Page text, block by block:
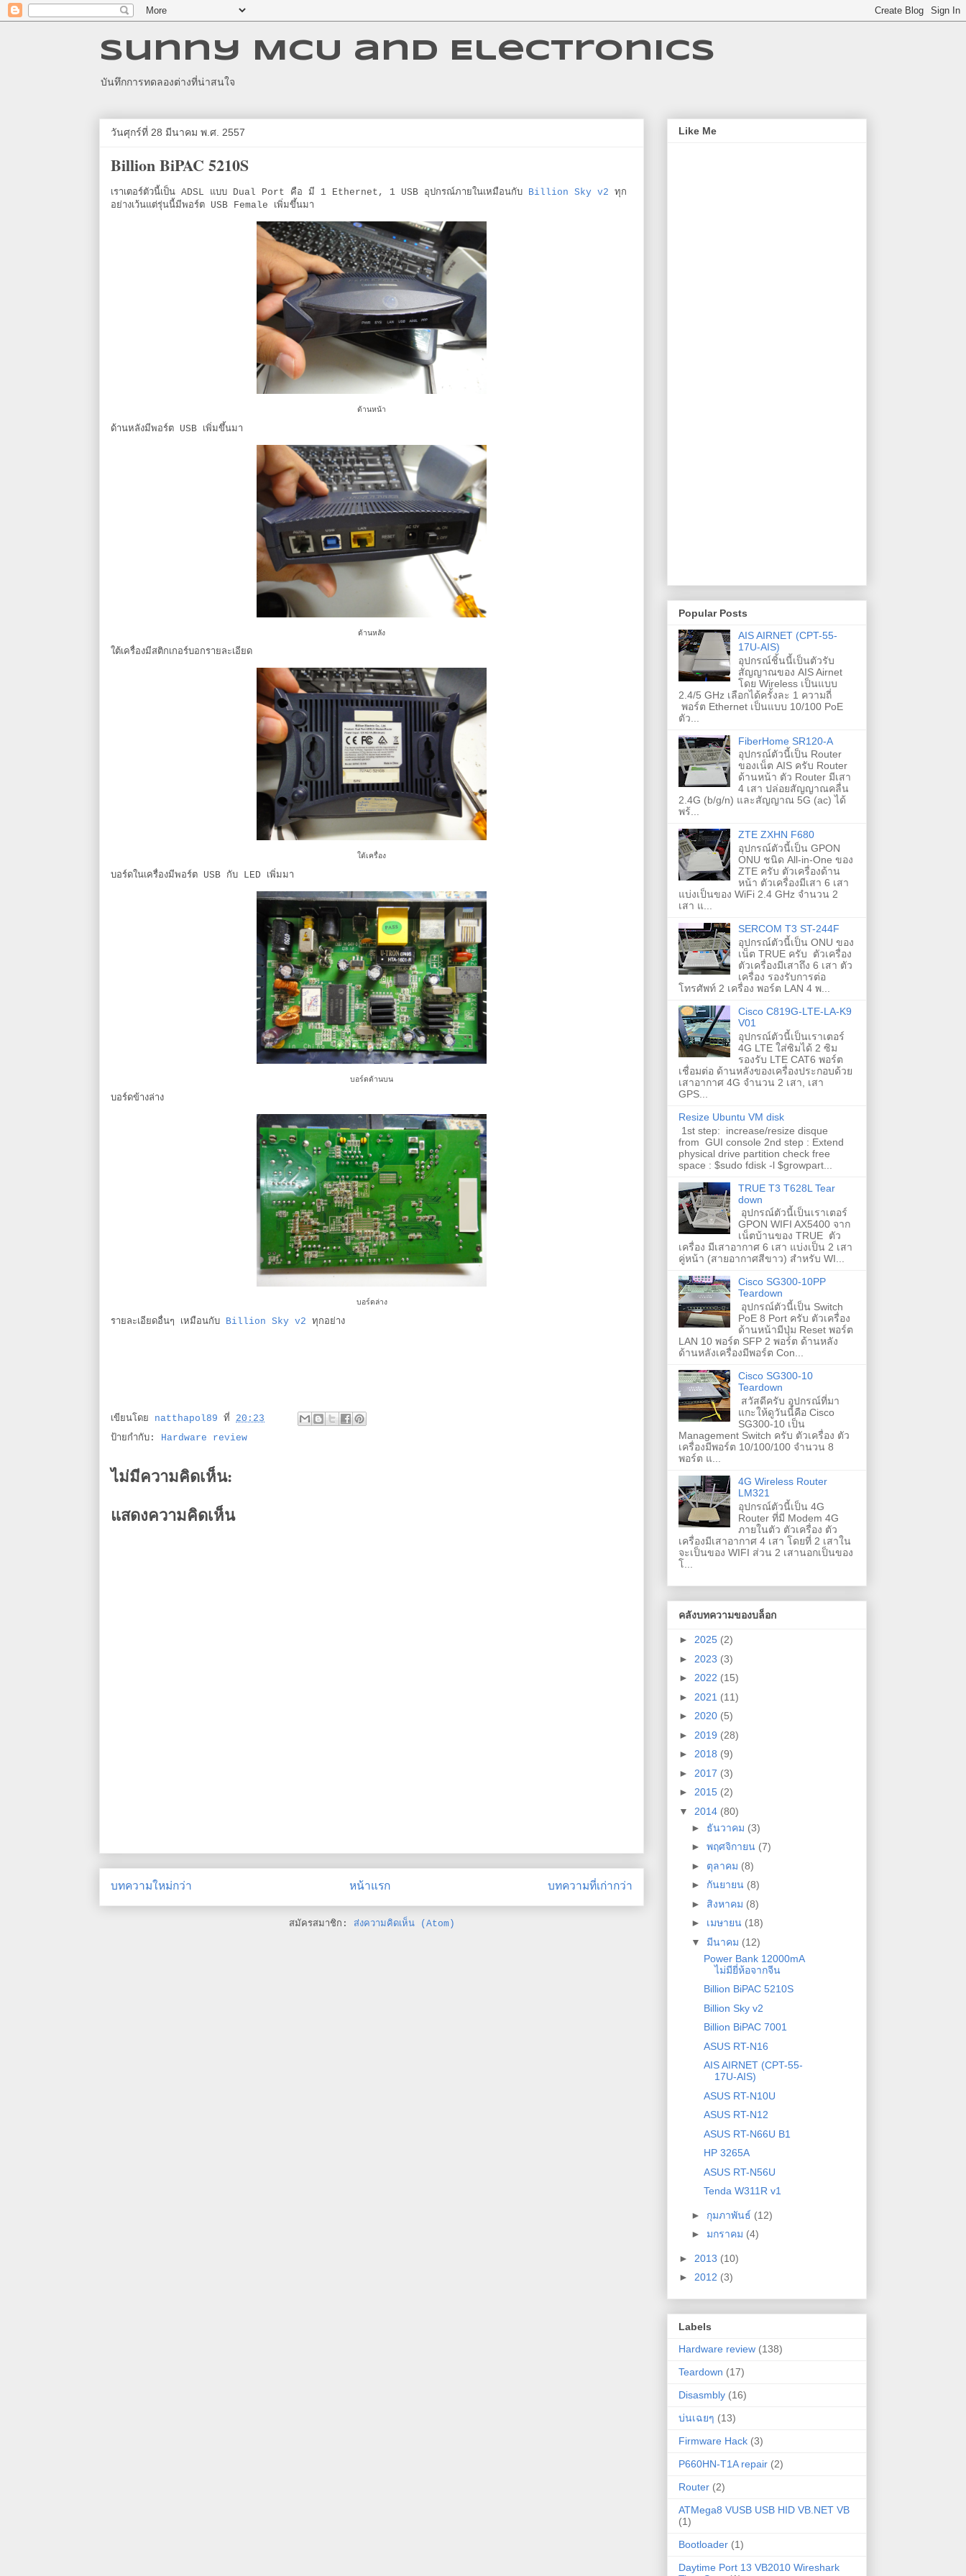
Sunny MCU and Electronics
บันทึกการทดลองต่างที่น่าสนใจ
วันศุกร์ที่ 28 มีนาคม พ.ศ. 2557
Billion BiPAC 5210S
เราเตอร์ตัวนี้เป็น ADSL แบบ Dual Port คือ มี 1 Ethernet, 1 USB อุปกรณ์ภายในเหมือนกับ Billion Sky v2 ทุก
อย่างเว้นแต่รุ่นนี้มีพอร์ต USB Female เพิ่มขึ้นมา
ด้านหน้า
ด้านหลังมีพอร์ต USB เพิ่มขึ้นมา
ด้านหลัง
ใต้เครื่องมีสติกเกอร์บอกรายละเอียด
ใต้เครื่อง
บอร์ดในเครื่องมีพอร์ต USB กับ LED เพิ่มมา
บอร์ดด้านบน
บอร์ดข้างล่าง
บอร์ดล่าง
รายละเอียดอื่นๆ เหมือนกับ Billion Sky v2 ทุกอย่าง
เขียนโดย natthapol89 ที่ 20:23
ป้ายกำกับ: Hardware review
ไม่มีความคิดเห็น:
แสดงความคิดเห็น
บทความใหม่กว่า บทความที่เก่ากว่า
หน้าแรก
สมัครสมาชิก: ส่งความคิดเห็น (Atom)
Like Me
Popular Posts
AIS AIRNET (CPT-55-
17U-AIS)
อุปกรณ์ชิ้นนี้เป็นตัวรับ
สัญญาณของ AIS Airnet
โดย Wireless เป็นแบบ
2.4/5 GHz เลือกได้ครั้งละ 1 ความถี่
พอร์ต Ethernet เป็นแบบ 10/100 PoE
ตัว...
FiberHome SR120-A
อุปกรณ์ตัวนี้เป็น Router
ของเน็ต AIS ครับ Router
ด้านหน้า ตัว Router มีเสา
4 เสา ปล่อยสัญญาณคลื่น
2.4G (b/g/n) และสัญญาณ 5G (ac) ได้
พร้...
ZTE ZXHN F680
อุปกรณ์ตัวนี้เป็น GPON
ONU ชนิด All-in-One ของ
ZTE ครับ ตัวเครื่องด้าน
หน้า ตัวเครื่องมีเสา 6 เสา
แบ่งเป็นของ WiFi 2.4 GHz จำนวน 2
เสา แ...
SERCOM T3 ST-244F
อุปกรณ์ตัวนี้เป็น ONU ของ
เน็ต TRUE ครับ ตัวเครื่อง
ตัวเครื่องมีเสาถึง 6 เสา ตัว
เครื่อง รองรับการต่อ
โทรศัพท์ 2 เครื่อง พอร์ต LAN 4 พ...
Cisco C819G-LTE-LA-K9
V01
อุปกรณ์ตัวนี้เป็นเราเตอร์
4G LTE ใส่ซิมได้ 2 ซิม
รองรับ LTE CAT6 พอร์ต
เชื่อมต่อ ด้านหลังของเครื่องประกอบด้วย
เสาอากาศ 4G จำนวน 2 เสา, เสา
GPS...
Resize Ubuntu VM disk
1st step: increase/resize disque
from GUI console 2nd step : Extend
physical drive partition check free
space : $sudo fdisk -l $growpart...
TRUE T3 T628L Tear
down
อุปกรณ์ตัวนี้เป็นเราเตอร์
GPON WIFI AX5400 จาก
เน็ตบ้านของ TRUE ตัว
เครื่อง มีเสาอากาศ 6 เสา แบ่งเป็น 2 เสา
คู่หน้า (สายอากาศสีขาว) สำหรับ WI...
Cisco SG300-10PP
Teardown
อุปกรณ์ตัวนี้เป็น Switch
PoE 8 Port ครับ ตัวเครื่อง
ด้านหน้ามีปุ่ม Reset พอร์ต
LAN 10 พอร์ต SFP 2 พอร์ต ด้านหลัง
ด้านหลังเครื่องมีพอร์ต Con...
Cisco SG300-10
Teardown
สวัสดีครับ อุปกรณ์ที่มา
แกะให้ดูวันนี้คือ Cisco
SG300-10 เป็น
Management Switch ครับ ตัวเครื่อง ตัว
เครื่องมีพอร์ต 10/100/100 จำนวน 8
พอร์ต แ...
4G Wireless Router
LM321
อุปกรณ์ตัวนี้เป็น 4G
Router ที่มี Modem 4G
ภายในตัว ตัวเครื่อง ตัว
เครื่องมีเสาอากาศ 4 เสา โดยที่ 2 เสาใน
จะเป็นของ WIFI ส่วน 2 เสานอกเป็นของ
โ...
คลังบทความของบล็อก
► 2025 (2)
► 2023 (3)
► 2022 (15)
► 2021 (11)
► 2020 (5)
► 2019 (28)
► 2018 (9)
► 2017 (3)
► 2015 (2)
▼ 2014 (80)
► ธันวาคม (3)
► พฤศจิกายน (7)
► ตุลาคม (8)
► กันยายน (8)
► สิงหาคม (8)
► เมษายน (18)
▼ มีนาคม (12)
Power Bank 12000mA
ไม่มียี่ห้อจากจีน
Billion BiPAC 5210S
Billion Sky v2
Billion BiPAC 7001
ASUS RT-N16
AIS AIRNET (CPT-55-
17U-AIS)
ASUS RT-N10U
ASUS RT-N12
ASUS RT-N66U B1
HP 3265A
ASUS RT-N56U
Tenda W311R v1
► กุมภาพันธ์ (12)
► มกราคม (4)
► 2013 (10)
► 2012 (3)
Labels
Hardware review (138)
Teardown (17)
Disasmbly (16)
บ่นเฉยๆ (13)
Firmware Hack (3)
P660HN-T1A repair (2)
Router (2)
ATMega8 VUSB USB HID VB.NET VB
(1)
Bootloader (1)
Daytime Port 13 VB2010 Wireshark